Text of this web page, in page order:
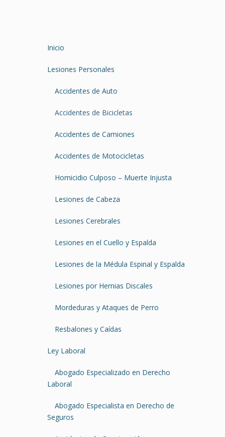
Inicio
Lesiones Personales
Accidentes de Auto
Accidentes de Bicicletas
Accidentes de Camiones
Accidentes de Motocicletas
Homicidio Culposo – Muerte Injusta
Lesiones de Cabeza
Lesiones Cerebrales
Lesiones en el Cuello y Espalda
Lesiones de la Médula Espinal y Espalda
Lesiones por Hernias Discales
Mordeduras y Ataques de Perro
Resbalones y Caídas
Ley Laboral
Abogado Especializado en Derecho
Laboral
Abogado Especialista en Derecho de
Seguros